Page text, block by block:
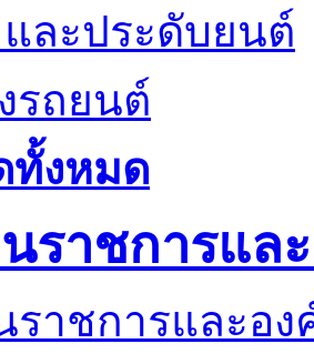
ละประดับยนต์
รถยนต์
ทั้งหมด
ราชการแล